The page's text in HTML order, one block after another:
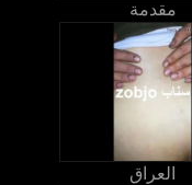
مقدمة
العراق